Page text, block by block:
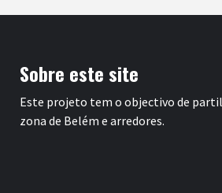
Sobre este site
Este projeto tem o objectivo de
zona de Belém e arredores.